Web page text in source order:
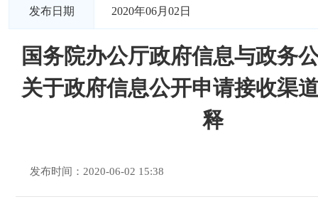
发布日期 2020年06月02日
国务院办公厅政府信息与政务
关于政府信息公开申请接收渠
释
发布时间：2020-06-02 15:38